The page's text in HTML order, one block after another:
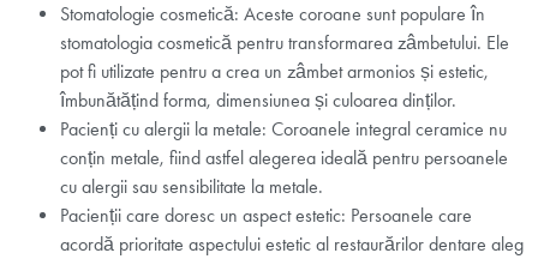
Stomatologie cosmetică: Aceste coroane sunt populare în
stomatologia cosmetică pentru transformarea zâmbetului. Ele
pot fi utilizate pentru a crea un zâmbet armonios și estetic,
îmbunătățind forma, dimensiunea și culoarea dinților.
Pacienți cu alergii la metale: Coroanele integral ceramice nu
conțin metale, fiind astfel alegerea ideală pentru persoanele
cu alergii sau sensibilitate la metale.
Pacienții care doresc un aspect estetic: Persoanele care
acordă prioritate aspectului estetic al restaurărilor dentare aleg